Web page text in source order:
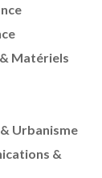
Matériels
Urbanisme
&